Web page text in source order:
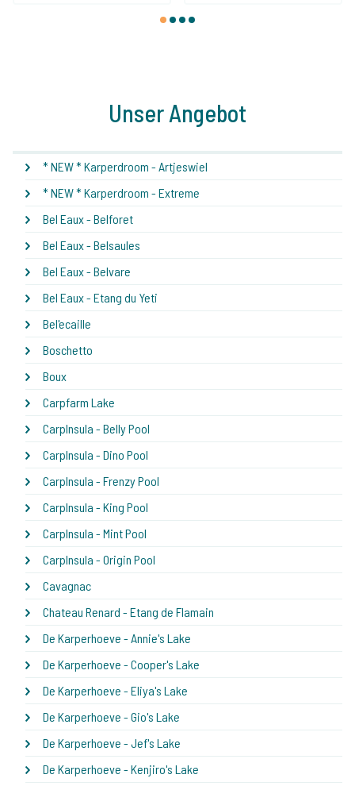
1 2 3 4
Unser Angebot
* NEW * Karperdroom - Artjeswiel
* NEW * Karperdroom - Extreme
Bel Eaux - Belforet
Bel Eaux - Belsaules
Bel Eaux - Belvare
Bel Eaux - Etang du Yeti
Bel'ecaille
Boschetto
Boux
Carpfarm Lake
CarpInsula - Belly Pool
CarpInsula - Dino Pool
CarpInsula - Frenzy Pool
CarpInsula - King Pool
CarpInsula - Mint Pool
CarpInsula - Origin Pool
Cavagnac
Chateau Renard - Etang de Flamain
De Karperhoeve - Annie's Lake
De Karperhoeve - Cooper's Lake
De Karperhoeve - Eliya's Lake
De Karperhoeve - Gio's Lake
De Karperhoeve - Jef's Lake
De Karperhoeve - Kenjiro's Lake